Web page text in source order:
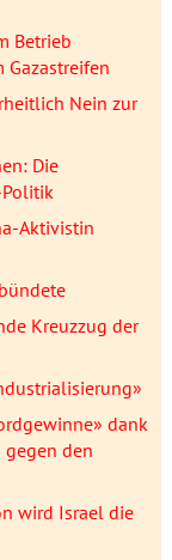
Betrieb
Nein zur
Die
Aktivistin
Kreuzzug der
dank
gegen den
wird Israel die